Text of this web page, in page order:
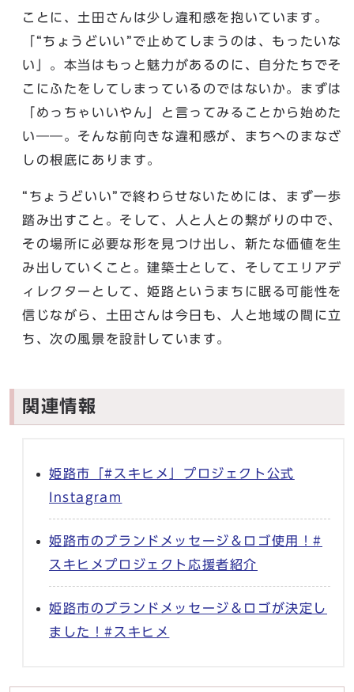
ことに、土田さんは少し違和感を抱いています。
「“ちょうどいい”で止めてしまうのは、もったいな
い」。本当はもっと魅力があるのに、自分たちでそ
こにふたをしてしまっているのではないか。まずは
「めっちゃいいやん」と言ってみることから始めた
い――。そんな前向きな違和感が、まちへのまなざ
しの根底にあります。
“ちょうどいい”で終わらせないためには、まず一歩
踏み出すこと。そして、人と人との繋がりの中で、
その場所に必要な形を見つけ出し、新たな価値を生
み出していくこと。建築士として、そしてエリアデ
ィレクターとして、姫路というまちに眠る可能性を
信じながら、土田さんは今日も、人と地域の間に立
ち、次の風景を設計しています。
関連情報
姫路市「#スキヒメ」プロジェクト公式
Instagram
姫路市のブランドメッセージ＆ロゴ使用！#
スキヒメプロジェクト応援者紹介
姫路市のブランドメッセージ＆ロゴが決定し
ました！#スキヒメ